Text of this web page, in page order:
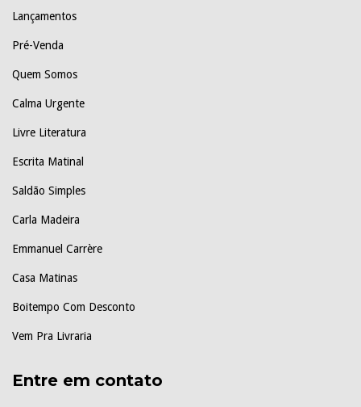
Lançamentos
Pré-Venda
Quem Somos
Calma Urgente
Livre Literatura
Escrita Matinal
Saldão Simples
Carla Madeira
Emmanuel Carrère
Casa Matinas
Boitempo Com Desconto
Vem Pra Livraria
Entre em contato